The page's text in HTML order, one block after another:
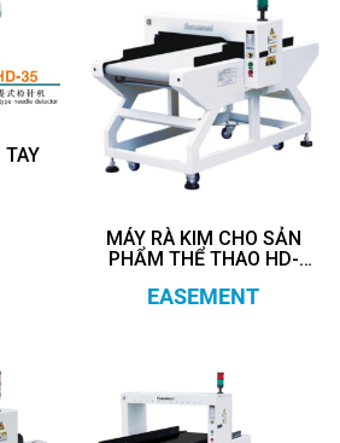
TAY
MÁY RÀ KIM CHO SẢN
PHẨM THỂ THAO HD-
EASEMENT